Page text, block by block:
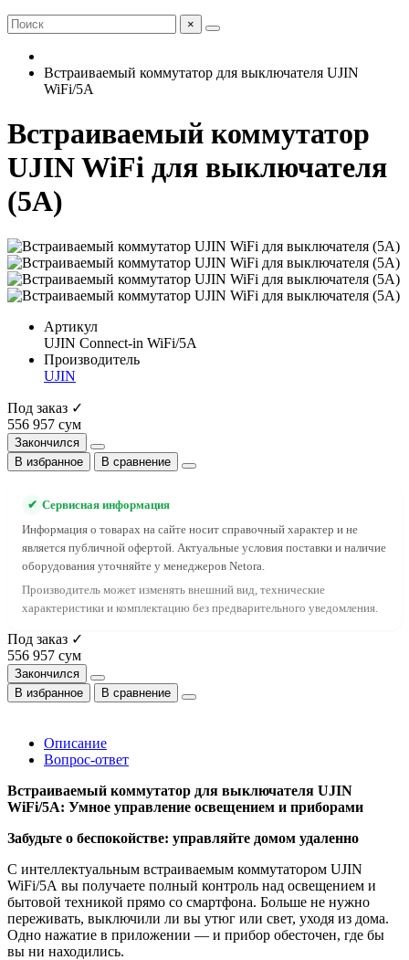
×
Встраиваемый коммутатор для выключателя UJIN
WiFi/5А
Встраиваемый коммутатор
UJIN WiFi для выключателя
(5А)
Артикул
UJIN Connect-in WiFi/5A
Производитель
UJIN
Под заказ ✓
556 957 сум
Закончился
В избранное
В сравнение
✔ Сервисная информация
Информация о товарах на сайте носит справочный характер и не
является публичной офертой. Актуальные условия поставки и наличие
оборудования уточняйте у менеджеров Netora.
Производитель может изменять внешний вид, технические
характеристики и комплектацию без предварительного уведомления.
Под заказ ✓
556 957 сум
Закончился
В избранное
В сравнение
Описание
Вопрос-ответ
Встраиваемый коммутатор для выключателя UJIN
WiFi/5А: Умное управление освещением и приборами
Забудьте о беспокойстве: управляйте домом удаленно
С интеллектуальным встраиваемым коммутатором UJIN
WiFi/5А вы получаете полный контроль над освещением и
бытовой техникой прямо со смартфона. Больше не нужно
переживать, выключили ли вы утюг или свет, уходя из дома.
Одно нажатие в приложении — и прибор обесточен, где бы
вы ни находились.